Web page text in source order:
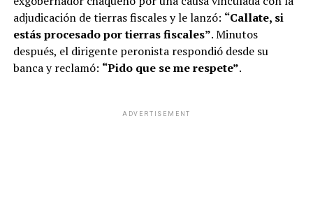
madrugada. El senador libertarioAgustín Cotocelebró
el resultado en su perfil en la red social X tras
abandonar el recinto.“Ganó una idea tan simple
como poderosa: lo tuyo es tuyo”, destacó. Asimismo,
adjudicación de tierras fiscales y le lanzó: “Callate, si
estás procesado por tierras fiscales”. Minutos
después, el dirigente peronista respondió desde su
banca y reclamó: “Pido que se me respete”.
ADVERTISEMENT